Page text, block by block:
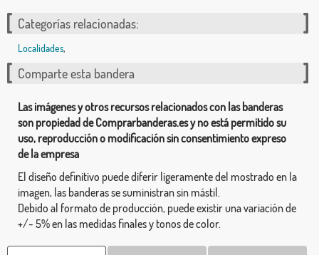
Categorías relacionadas:
Localidades,
Comparte esta bandera
Las imágenes y otros recursos relacionados con las banderas
son propiedad de Comprarbanderas.es y no está permitido su
uso, reproducción o modificación sin consentimiento expreso
de la empresa
El diseño definitivo puede diferir ligeramente del mostrado en la
imagen, las banderas se suministran sin mástil.
Debido al formato de producción, puede existir una variación de
+/- 5% en las medidas finales y tonos de color.